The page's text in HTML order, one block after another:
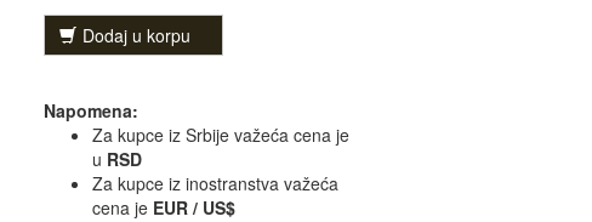
Dodaj u korpu
Napomena:
Za kupce iz Srbije važeća cena je
u RSD
Za kupce iz inostranstva važeća
cena je EUR / US$